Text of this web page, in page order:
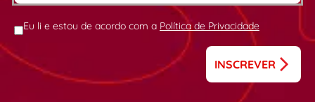
Eu li e estou de acordo com a Política de Privacidade
INSCREVER